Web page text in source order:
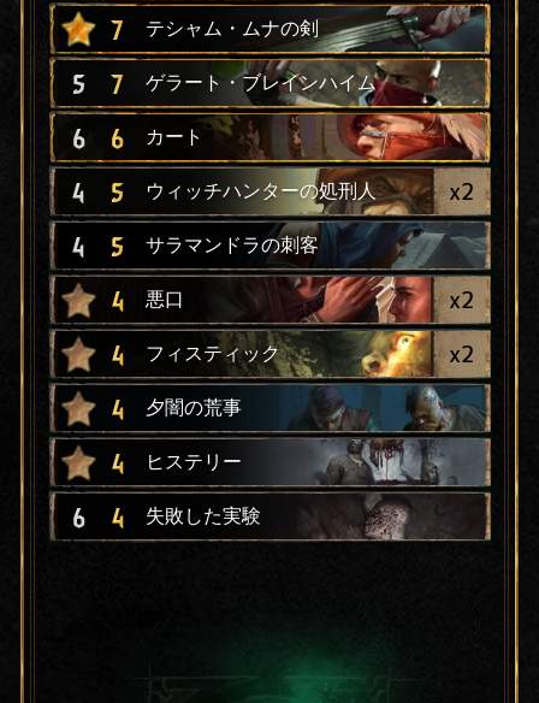
7 テシャム・ムナの剣
5 7 ゲラート・ブレインハイム
6 6 カート
4 5 ウィッチハンターの処刑人 x2
4 5 サラマンドラの刺客
4 悪口 x2
4 フィスティック x2
4 夕闇の荒事
4 ヒステリー
6 4 失敗した実験